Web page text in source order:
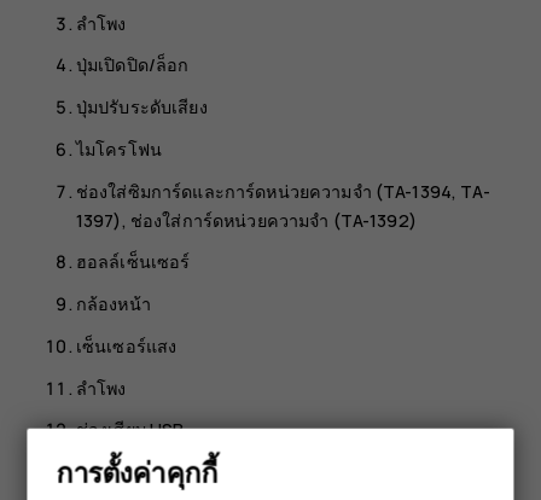
ลำโพง
ปุ่มเปิดปิด/ล็อก
ปุ่มปรับระดับเสียง
ไมโครโฟน
ช่องใส่ซิมการ์ดและการ์ดหน่วยความจำ (TA-1394, TA-
1397), ช่องใส่การ์ดหน่วยความจำ (TA-1392)
ฮอลล์เซ็นเซอร์
กล้องหน้า
เซ็นเซอร์แสง
ลำโพง
ช่องเสียบ USB
ช่องเสียบชุดหูฟัง
การตั้งค่าคุกกี้